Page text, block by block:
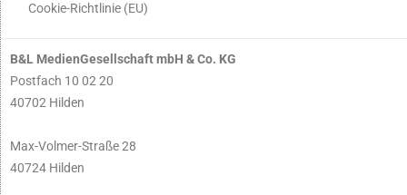
Cookie-Richtlinie (EU)
B&L MedienGesellschaft mbH & Co. KG
Postfach 10 02 20
40702 Hilden
Max-Volmer-Straße 28
40724 Hilden